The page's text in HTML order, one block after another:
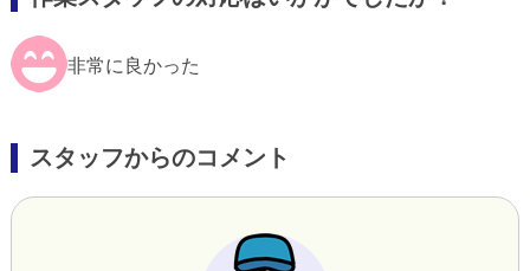
非常に良かった
スタッフからのコメント